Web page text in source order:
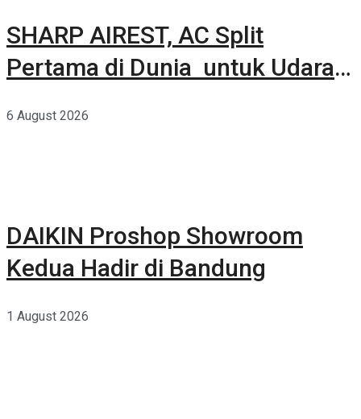
SHARP AIREST, AC Split
Pertama di Dunia untuk Udara
6 August 2026
DAIKIN Proshop Showroom
Kedua Hadir di Bandung
1 August 2026